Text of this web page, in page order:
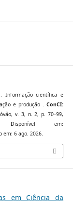
Informação científica e
e produção .ConCI:
v. 3, n. 2, p. 70–99,
Disponível em:
em: 6 ago. 2026.
em Ciência da